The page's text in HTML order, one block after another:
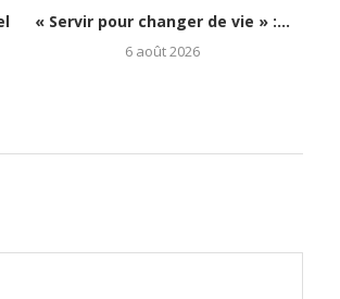
Festival Congo Mboka Vibe : la
jeunesse kinoise...